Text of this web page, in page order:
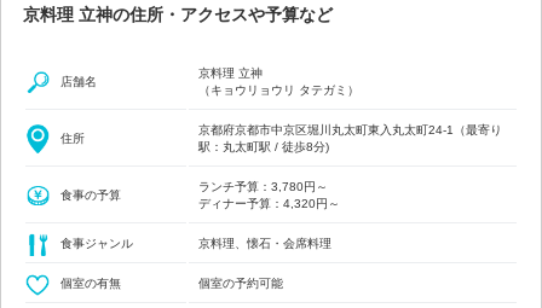
京料理 立神の住所・アクセスや予算など
店舗名
京料理 立神
（キョウリョウリ タテガミ）
住所
京都府京都市中京区堀川丸太町東入丸太町24-1（最寄り
駅：丸太町駅 / 徒歩8分)
食事の予算
ランチ予算：3,780円～
ディナー予算：4,320円～
食事ジャンル 京料理、懐石・会席料理
個室の有無 個室の予約可能